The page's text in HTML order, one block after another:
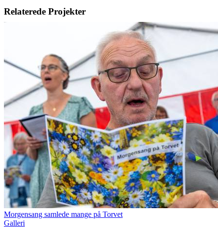
Facebook
X
LinkedIn
E-
Relaterede Projekter
Morgensang samlede mange på Torvet
Galleri